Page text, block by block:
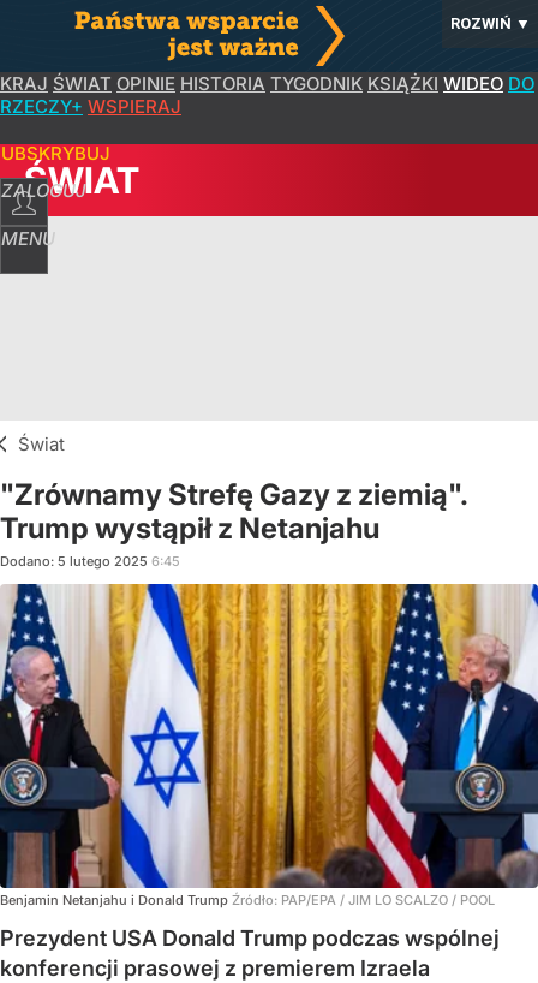
ROZWIŃ ▼
KRAJ ŚWIAT OPINIE HISTORIA TYGODNIK KSIĄŻKI WIDEO DO
RZECZY+ WSPIERAJ
ZALOGUJ
MENU
ŚWIAT
Świat
"Zrównamy Strefę Gazy z ziemią".
Trump wystąpił z Netanjahu
Dodano: 5 lutego 2025 6:45
Benjamin Netanjahu i Donald Trump Źródło: PAP/EPA / JIM LO SCALZO / POOL
Prezydent USA Donald Trump podczas wspólnej
konferencji prasowej z premierem Izraela